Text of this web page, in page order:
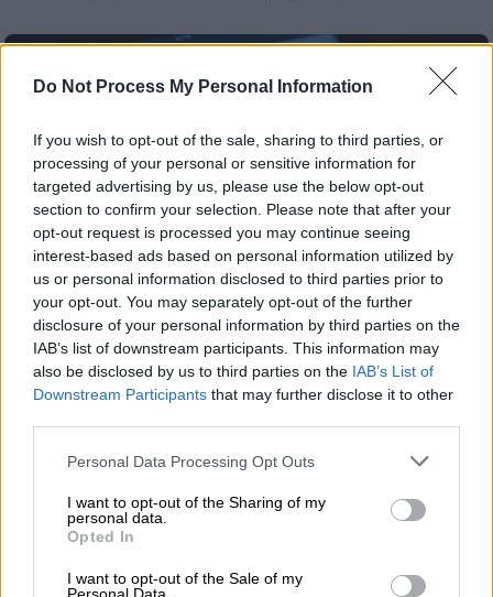
Do Not Process My Personal Information
If you wish to opt-out of the sale, sharing to third parties, or
processing of your personal or sensitive information for
targeted advertising by us, please use the below opt-out
section to confirm your selection. Please note that after your
opt-out request is processed you may continue seeing
interest-based ads based on personal information utilized by
us or personal information disclosed to third parties prior to
your opt-out. You may separately opt-out of the further
disclosure of your personal information by third parties on the
IAB’s list of downstream participants. This information may
also be disclosed by us to third parties on the IAB’s List of
Downstream Participants that may further disclose it to other
Please note that this website/app uses one or more Google
not limited to your visit or usage behaviour. You may click to
grant or deny consent to Google and its third-party tags to
use your data for below specified purposes in below Google
consent section.
Personal Data Processing Opt Outs
I want to opt-out of the Sharing of my
personal data.
Opted In
I want to opt-out of the Sale of my
Οικονομία|19.07.2026 08:14
Εξωδικαστικός και για χρέη από 5.000
ευρώ: Πώς θα λειτουργήσει και πώς
ωφελούνται 1 εκατ. οφειλέτες
Ποιους αφορά και ποια είναι τα
πλεονεκτήματα